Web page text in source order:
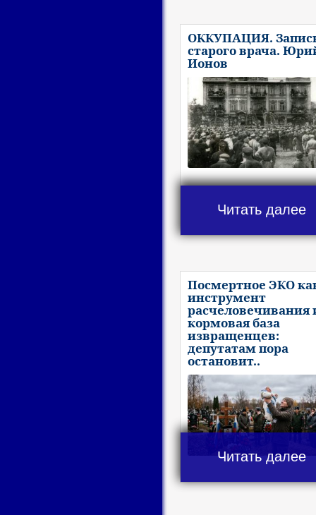
ОККУПАЦИЯ.
старого врача.
Ионов
Читать далее
Посмертное ЭКО
инструмент
расчеловечивания
кормовая база
извращенцев:
депутатам пора
остановит..
Читать далее